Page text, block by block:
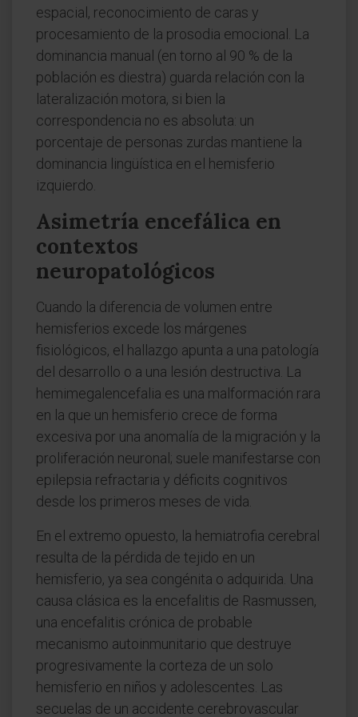
espacial, reconocimiento de caras y
procesamiento de la prosodia emocional. La
dominancia manual (en torno al 90 % de la
población es diestra) guarda relación con la
lateralización motora, si bien la
correspondencia no es absoluta: un
porcentaje de personas zurdas mantiene la
dominancia lingüística en el hemisferio
izquierdo.
Asimetría encefálica en
contextos
neuropatológicos
Cuando la diferencia de volumen entre
hemisferios excede los márgenes
fisiológicos, el hallazgo apunta a una patología
del desarrollo o a una lesión destructiva. La
hemimegalencefalia es una malformación rara
en la que un hemisferio crece de forma
excesiva por una anomalía de la migración y la
proliferación neuronal; suele manifestarse con
epilepsia refractaria y déficits cognitivos
desde los primeros meses de vida.
En el extremo opuesto, la hemiatrofia cerebral
resulta de la pérdida de tejido en un
hemisferio, ya sea congénita o adquirida. Una
causa clásica es la encefalitis de Rasmussen,
una encefalitis crónica de probable
mecanismo autoinmunitario que destruye
progresivamente la corteza de un solo
hemisferio en niños y adolescentes. Las
secuelas de un accidente cerebrovascular